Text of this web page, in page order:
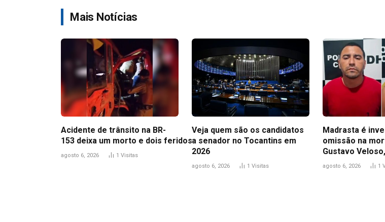
Mais Notícias
Acidente de trânsito na BR-
153 deixa um morto e dois feridos
agosto 6, 2026 1 Visitas
Veja quem são os candidatos
a senador no Tocantins em
2026
agosto 6, 2026 1 Visitas
Madrasta é
omissão na
Gustavo
agosto 6, 2026 1